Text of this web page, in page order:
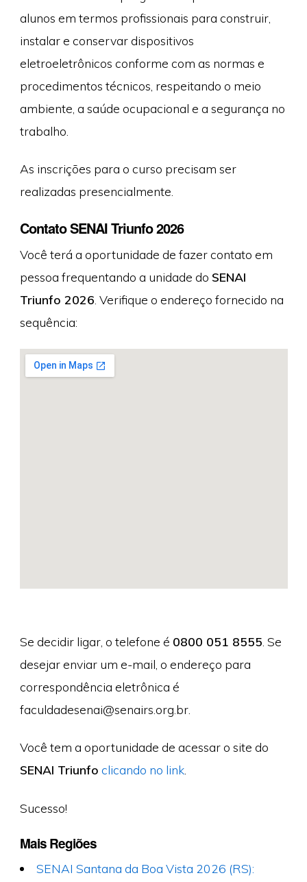
alunos em termos profissionais para construir,
instalar e conservar dispositivos
eletroeletrônicos conforme com as normas e
procedimentos técnicos, respeitando o meio
ambiente, a saúde ocupacional e a segurança no
trabalho.
As inscrições para o curso precisam ser
realizadas presencialmente.
Contato SENAI Triunfo 2026
Você terá a oportunidade de fazer contato em
pessoa frequentando a unidade do SENAI
Triunfo 2026 . Verifique o endereço fornecido na
sequência:
Se decidir ligar, o telefone é 0800 051 8555 . Se
desejar enviar um e-mail, o endereço para
correspondência eletrônica é
faculdadesenai@senairs.org.br.
Você tem a oportunidade de acessar o site do
SENAI Triunfo clicando no link.
Sucesso!
Mais Regiões
SENAI Santana da Boa Vista 2026 (RS):